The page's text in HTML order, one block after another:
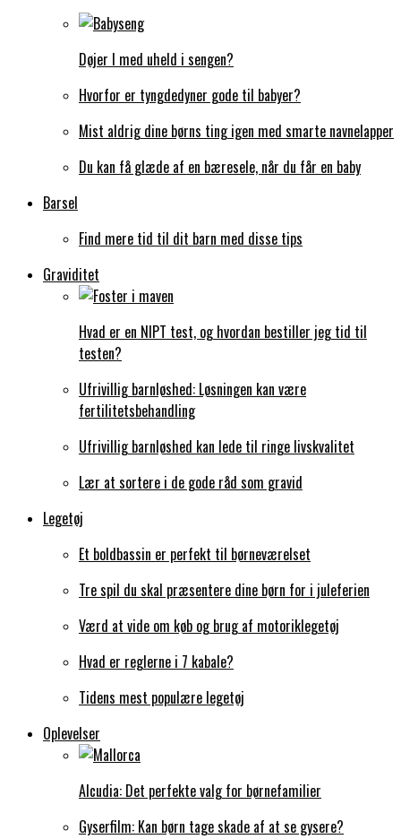
Døjer I med uheld i sengen?
Hvorfor er tyngdedyner gode til babyer?
Mist aldrig dine børns ting igen med smarte navnelapper
Du kan få glæde af en bæresele, når du får en baby
Barsel
Find mere tid til dit barn med disse tips
Graviditet
Hvad er en NIPT test, og hvordan bestiller jeg tid til
testen?
Ufrivillig barnløshed: Løsningen kan være
fertilitetsbehandling
Ufrivillig barnløshed kan lede til ringe livskvalitet
Lær at sortere i de gode råd som gravid
Legetøj
Et boldbassin er perfekt til børneværelset
Tre spil du skal præsentere dine børn for i juleferien
Værd at vide om køb og brug af motoriklegetøj
Hvad er reglerne i 7 kabale?
Tidens mest populære legetøj
Oplevelser
Alcudia: Det perfekte valg for børnefamilier
Gyserfilm: Kan børn tage skade af at se gysere?